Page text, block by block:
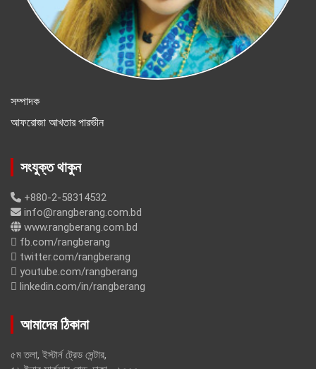
সম্পাদক
আফরোজা আখতার পারভীন
সংযুক্ত থাকুন
+880-2-58314532
info@rangberang.com.bd
www.rangberang.com.bd
fb.com/rangberang
twitter.com/rangberang
youtube.com/rangberang
linkedin.com/in/rangberang
আমাদের ঠিকানা
৫ম তলা, ইস্টার্ন ট্রেড সেন্টার,